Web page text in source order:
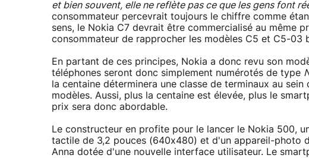
et bien souvent, elle ne reflète pas ce que les gens font
consommateur percevrait toujours le chiffre comme
sens, le Nokia C7 devrait être commercialisé au même
consommateur de rapprocher les modèles C5 et C5-
En partant de ces principes, Nokia a donc revu son
téléphones seront donc simplement numérotés de type
la centaine déterminera une classe de terminaux au
modèles. Aussi, plus la centaine est élevée, plus le
prix sera donc abordable.
Le constructeur en profite pour le lancer le Nokia 500,
tactile de 3,2 pouces (640x480) et d'un appareil-photo
Anna dotée d'une nouvelle interface utilisateur. Le